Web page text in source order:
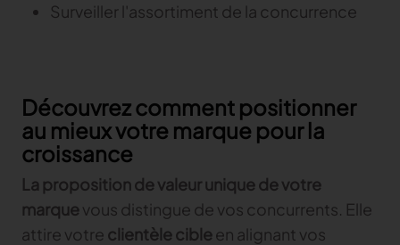
Surveiller l'assortiment de la concurrence
Découvrez comment positionner
au mieux votre marque pour la
croissance
La proposition de valeur unique de votre
marquevous distingue de vos concurrents. Elle
attire votre clientèle cibleen alignant vos